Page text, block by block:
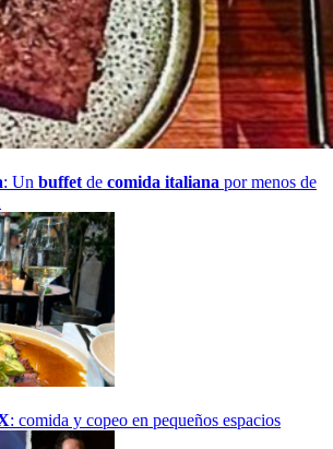
: Un buffet de comida italiana por menos de
: comida y copeo en pequeños espacios